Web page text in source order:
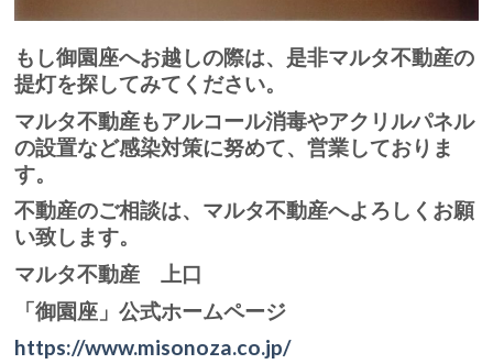
もし御園座へお越しの際は、是非マルタ不動産の
提灯を探してみてください。
マルタ不動産もアルコール消毒やアクリルパネル
の設置など感染対策に努めて、営業しておりま
す。
不動産のご相談は、マルタ不動産へよろしくお願
い致します。
マルタ不動産 上口
「御園座」公式ホームページ
https://www.misonoza.co.jp/